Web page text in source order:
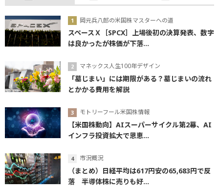
岡元兵八郎の米国株マスターへの道
スペースＸ［SPCX］上場後初の決算発表、数字
は良かったが株価が下落...
マネックス人生100年デザイン
「墓じまい」には期限がある？墓じまいの流れ
とかかる費用を解説
モトリーフール米国株情報
【米国株動向】AIスーパーサイクル第2幕、AI
インフラ投資拡大で恩恵...
市況概況
（まとめ）日経平均は617円安の65,683円で反
落 半導体株に売りも好...